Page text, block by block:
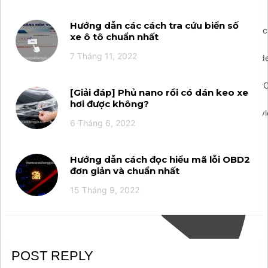
Hướng dẫn các cách tra cứu biển số
xe ô tô chuẩn nhất
7 Tháng 11, 2022
[Giải đáp] Phủ nano rồi có dán keo xe
hơi được không?
6 Tháng 6, 2022
Hướng dẫn cách đọc hiểu mã lỗi OBD2
đơn giản và chuẩn nhất
15 Tháng 9, 2022
POST REPLY
',layout:'default',drag:true,mode:'regular',buttonIconUrl:'https://
content/plugins/ar-
contactus/res/img/
admin/admin-
{callback:{id:'callback',header:{content:"Để lại số điện thoại